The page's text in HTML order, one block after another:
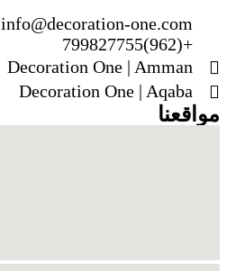
info@decoration-one.com
+(962)799827755
Decoration One | Amman
Decoration One | Aqaba
مواقعنا